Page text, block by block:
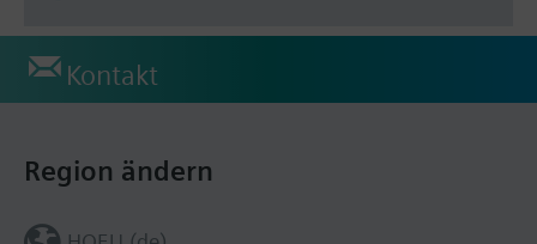
Kontakt
Region ändern